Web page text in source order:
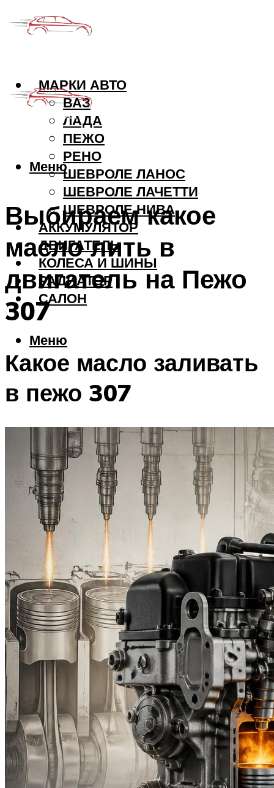
МАРКИ АВТО
ВАЗ
ЛАДА
ПЕЖО
РЕНО
ШЕВРОЛЕ ЛАНОС
ШЕВРОЛЕ ЛАЧЕТТИ
ШЕВРОЛЕ НИВА
АККУМУЛЯТОР
ДВИГАТЕЛЬ
КОЛЕСА И ШИНЫ
РАДИАТОР
САЛОН
Меню
Меню
Выбираем какое
масло лить в
двигатель на Пежо
307
Какое масло заливать
в пежо 307